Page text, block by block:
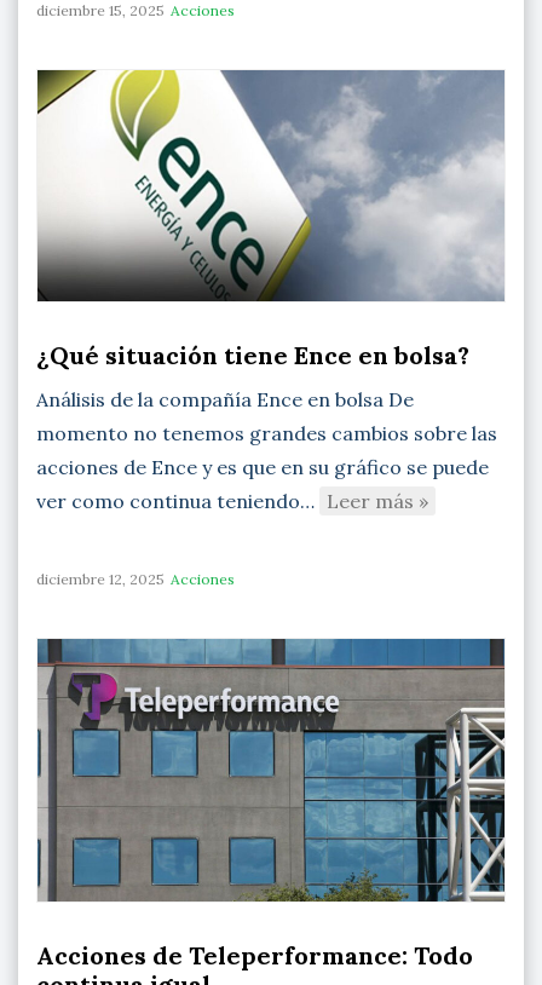
diciembre 15, 2025 Acciones
¿Qué situación tiene Ence en bolsa?
Análisis de la compañía Ence en bolsa De
momento no tenemos grandes cambios sobre las
acciones de Ence y es que en su gráfico se puede
ver como continua teniendo… Leer más »
diciembre 12, 2025 Acciones
Acciones de Teleperformance: Todo